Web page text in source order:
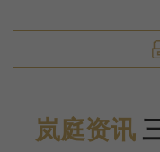
岚庭资讯